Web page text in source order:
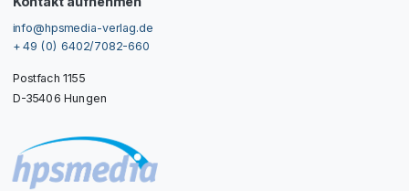
info@hpsmedia-verlag.de
+ 49 (0) 6402/7082-660
Postfach 1155
D-35406 Hungen